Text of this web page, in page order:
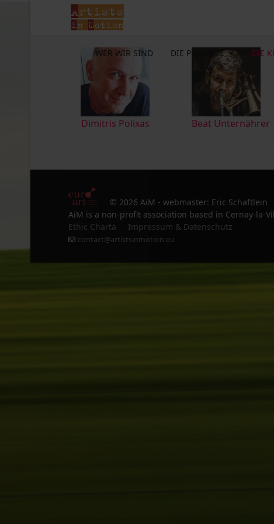
WER WIR SIND DIE PROJEKTE DIE
Dimitris Polixas Beat Unternährer
© 2026 AiM - webmaster: Eric Schaftlein
AiM is a non-profit association based in Cernay-la-
Ethic Charta
Impressum & Datenschutz
contact@artistsinmotion.eu